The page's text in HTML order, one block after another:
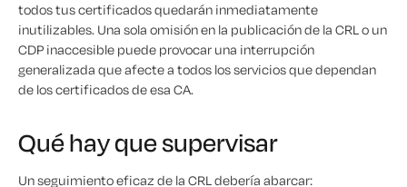
todos tus certificados quedarán inmediatamente
inutilizables. Una sola omisión en la publicación de la CRL o un
CDP inaccesible puede provocar una interrupción
generalizada que afecte a todos los servicios que dependan
de los certificados de esa CA.
Qué hay que supervisar
Un seguimiento eficaz de la CRL debería abarcar: